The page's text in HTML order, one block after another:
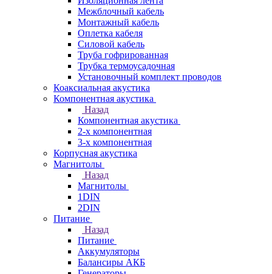
Межблочный кабель
Монтажный кабель
Оплетка кабеля
Силовой кабель
Труба гофрированная
Трубка термоусадочная
Установочный комплект проводов
Коаксиальная акустика
Компонентная акустика
Назад
Компонентная акустика
2-х компонентная
3-х компонентная
Корпусная акустика
Магнитолы
Назад
Магнитолы
1DIN
2DIN
Питание
Назад
Питание
Аккумуляторы
Балансиры АКБ